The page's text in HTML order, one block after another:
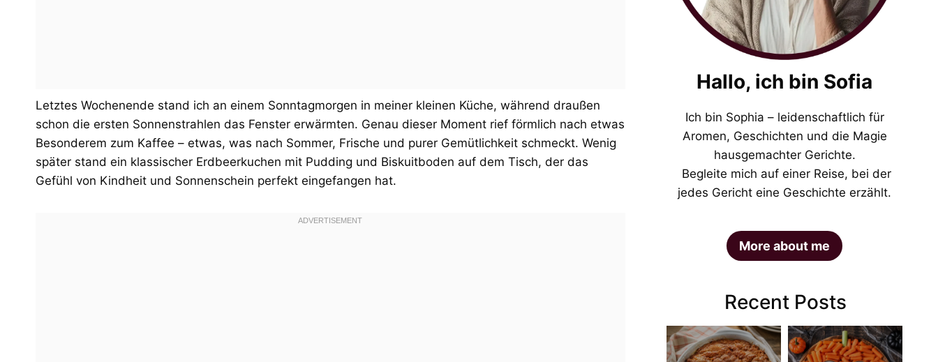
Letztes Wochenende stand ich an einem Sonntagmorgen in meiner kleinen Küche, während draußen
schon die ersten Sonnenstrahlen das Fenster erwärmten. Genau dieser Moment rief förmlich nach etwas
Besonderem zum Kaffee – etwas, was nach Sommer, Frische und purer Gemütlichkeit schmeckt. Wenig
später stand ein klassischer Erdbeerkuchen mit Pudding und Biskuitboden auf dem Tisch, der das
Gefühl von Kindheit und Sonnenschein perfekt eingefangen hat.
Hallo, ich bin Sofia
Ich bin Sophia – leidenschaftlich für
Aromen, Geschichten und die Magie
hausgemachter Gerichte.
Begleite mich auf einer Reise, bei der
jedes Gericht eine Geschichte erzählt.
More about me
Recent Posts